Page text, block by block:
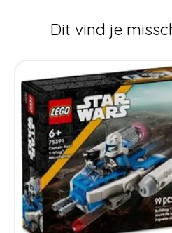
Dit vind je
Items van productcarrousel